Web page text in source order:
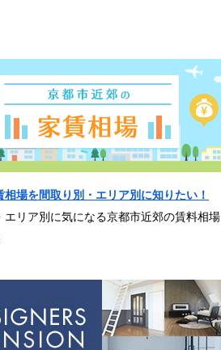
相場を間取り別・エリア別に知りたい！
エリア別に気になる京都市近郊の賃料相場